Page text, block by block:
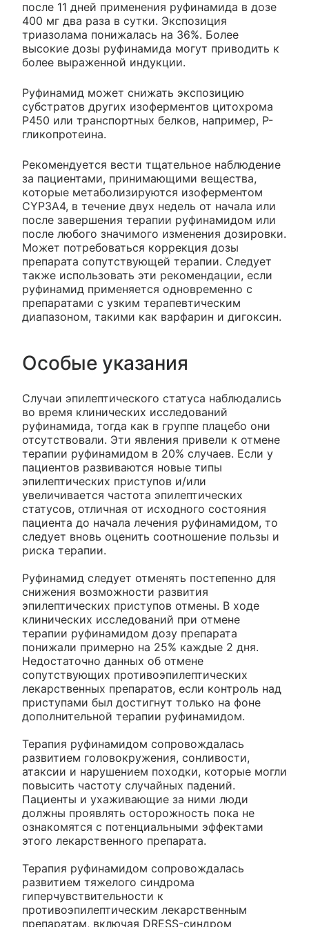
после 11 дней применения руфинамида в дозе
400 мг два раза в сутки. Экспозиция
триазолама понижалась на 36%. Более
высокие дозы руфинамида могут приводить к
более выраженной индукции.
Руфинамид может снижать экспозицию
субстратов других изоферментов цитохрома
Р450 или транспортных белков, например, Р-
гликопротеина.
Рекомендуется вести тщательное наблюдение
за пациентами, принимающими вещества,
которые метаболизируются изоферментом
CYP3A4, в течение двух недель от начала или
после завершения терапии руфинамидом или
после любого значимого изменения дозировки.
Может потребоваться коррекция дозы
препарата сопутствующей терапии. Следует
также использовать эти рекомендации, если
руфинамид применяется одновременно с
препаратами с узким терапевтическим
диапазоном, такими как варфарин и дигоксин.
Особые указания
Случаи эпилептического статуса наблюдались
во время клинических исследований
руфинамида, тогда как в группе плацебо они
отсутствовали. Эти явления привели к отмене
терапии руфинамидом в 20% случаев. Если у
пациентов развиваются новые типы
эпилептических приступов и/или
увеличивается частота эпилептических
статусов, отличная от исходного состояния
пациента до начала лечения руфинамидом, то
следует вновь оценить соотношение пользы и
риска терапии.
Руфинамид следует отменять постепенно для
снижения возможности развития
эпилептических приступов отмены. В ходе
клинических исследований при отмене
терапии руфинамидом дозу препарата
понижали примерно на 25% каждые 2 дня.
Недостаточно данных об отмене
сопутствующих противоэпилептических
лекарственных препаратов, если контроль над
приступами был достигнут только на фоне
дополнительной терапии руфинамидом.
Терапия руфинамидом сопровождалась
развитием головокружения, сонливости,
атаксии и нарушением походки, которые могли
повысить частоту случайных падений.
Пациенты и ухаживающие за ними люди
должны проявлять осторожность пока не
ознакомятся с потенциальными эффектами
этого лекарственного препарата.
Терапия руфинамидом сопровождалась
развитием тяжелого синдрома
гиперчувствительности к
противоэпилептическим лекарственным
препаратам, включая DRESS-синдром